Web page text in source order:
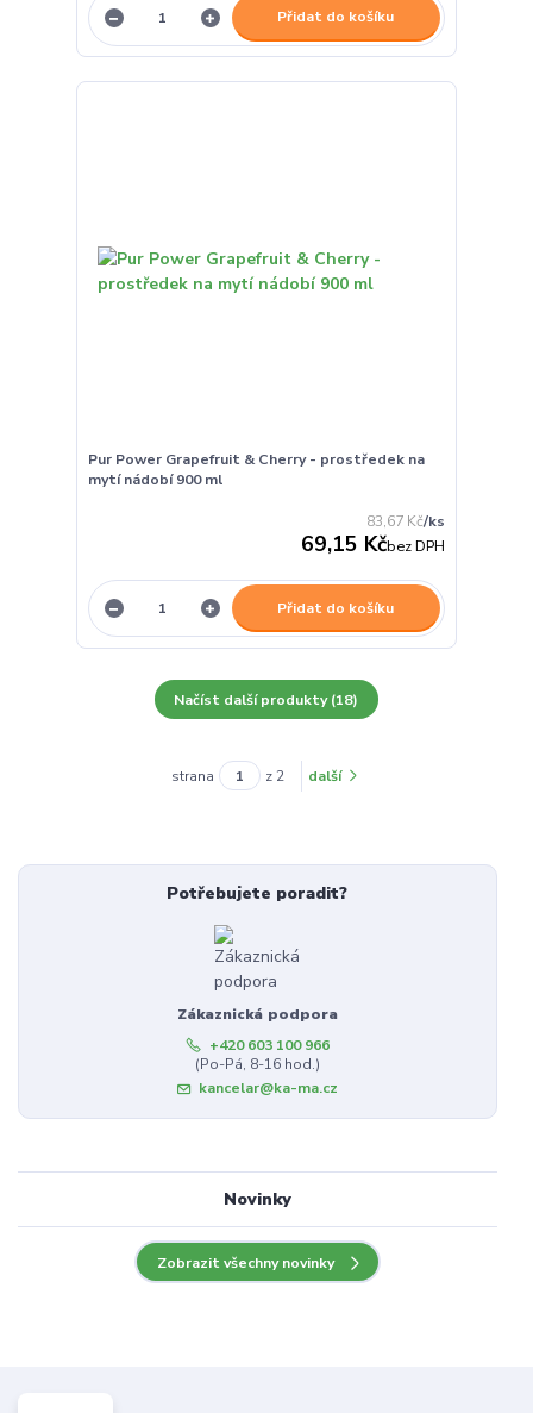
Přidat do košíku
Pur Power Grapefruit & Cherry - prostředek na
mytí nádobí 900 ml
83,67 Kč/ks
69,15 Kčbez DPH
Přidat do košíku
Načíst další produkty (18)
strana z 2 další
Potřebujete poradit?
Zákaznická podpora
+420 603 100 966
(Po-Pá, 8-16 hod.)
kancelar@ka-ma.cz
Novinky
Zobrazit všechny novinky